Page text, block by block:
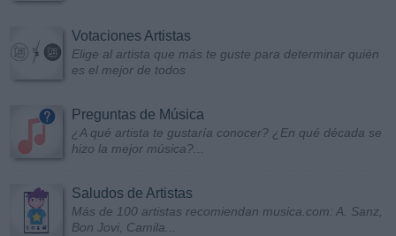
Votaciones Artistas
Elige al artista que más te guste para determinar quién
es el mejor de todos
Preguntas de Música
¿A qué artista te gustaría conocer? ¿En qué década se
hizo la mejor música?...
Saludos de Artistas
Más de 100 artistas recomiendan musica.com: A. Sanz,
Bon Jovi, Camila...